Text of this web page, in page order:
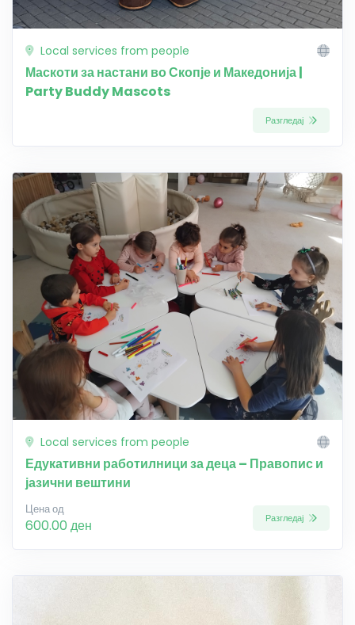
Local services from people
Маскоти за настани во Скопје и Македонија |
Party Buddy Mascots
Разгледај
Local services from people
Едукативни работилници за деца – Правопис и
јазични вештини
Цена од
600.00 ден Разгледај